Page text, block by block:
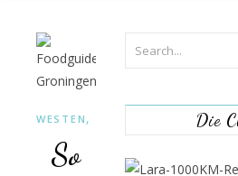
WESTEN ,
So
Die